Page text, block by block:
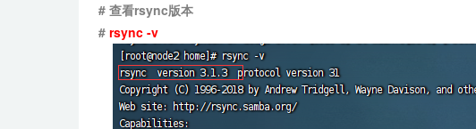
# 查看rsync版本
# rsync -v